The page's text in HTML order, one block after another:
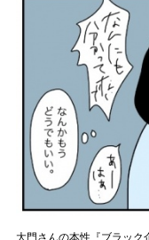
大門さんの本性『ブラック